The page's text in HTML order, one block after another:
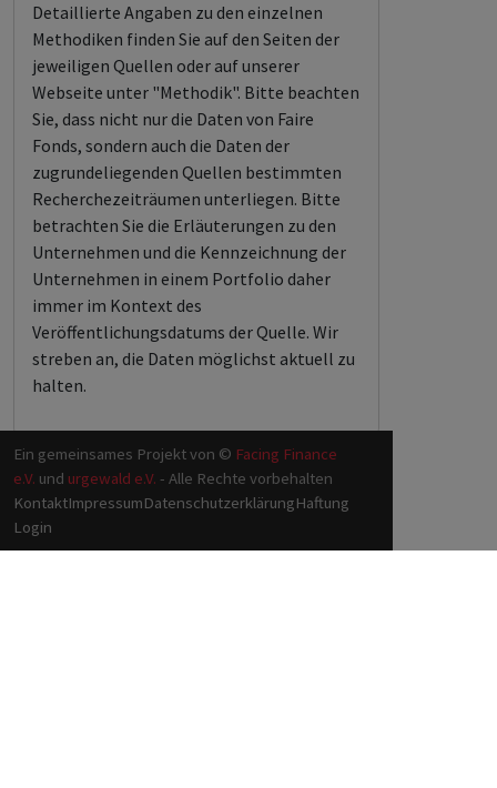
Detaillierte Angaben zu den einzelnen
Methodiken finden Sie auf den Seiten der
jeweiligen Quellen oder auf unserer
Webseite unter "Methodik". Bitte beachten
Sie, dass nicht nur die Daten von Faire
Fonds, sondern auch die Daten der
zugrundeliegenden Quellen bestimmten
Recherchezeiträumen unterliegen. Bitte
betrachten Sie die Erläuterungen zu den
Unternehmen und die Kennzeichnung der
Unternehmen in einem Portfolio daher
immer im Kontext des
Veröffentlichungsdatums der Quelle. Wir
streben an, die Daten möglichst aktuell zu
halten.
Ein gemeinsames Projekt von © Facing Finance
e.V. und urgewald e.V. - Alle Rechte vorbehalten
KontaktImpressumDatenschutzerklärungHaftung
Login